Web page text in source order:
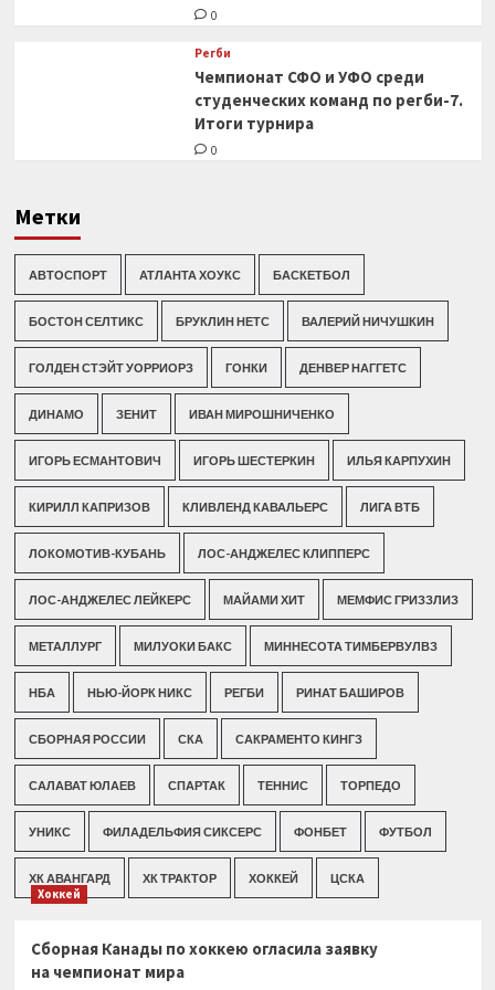
0
Регби
Чемпионат СФО и УФО среди
студенческих команд по регби-7.
Итоги турнира
0
Метки
АВТОСПОРТ АТЛАНТА ХОУКС БАСКЕТБОЛ
БОСТОН СЕЛТИКС БРУКЛИН НЕТС ВАЛЕРИЙ НИЧУШКИН
ГОЛДЕН СТЭЙТ УОРРИОРЗ ГОНКИ ДЕНВЕР НАГГЕТС
ДИНАМО ЗЕНИТ ИВАН МИРОШНИЧЕНКО
ИГОРЬ ЕСМАНТОВИЧ ИГОРЬ ШЕСТЕРКИН ИЛЬЯ КАРПУХИН
КИРИЛЛ КАПРИЗОВ КЛИВЛЕНД КАВАЛЬЕРС ЛИГА ВТБ
ЛОКОМОТИВ-КУБАНЬ ЛОС-АНДЖЕЛЕС КЛИППЕРС
ЛОС-АНДЖЕЛЕС ЛЕЙКЕРС МАЙАМИ ХИТ МЕМФИС ГРИЗЗЛИЗ
МЕТАЛЛУРГ МИЛУОКИ БАКС МИННЕСОТА ТИМБЕРВУЛВЗ
НБА НЬЮ-ЙОРК НИКС РЕГБИ РИНАТ БАШИРОВ
СБОРНАЯ РОССИИ СКА САКРАМЕНТО КИНГЗ
САЛАВАТ ЮЛАЕВ СПАРТАК ТЕННИС ТОРПЕДО
УНИКС ФИЛАДЕЛЬФИЯ СИКСЕРС ФОНБЕТ ФУТБОЛ
ХК АВАНГАРД ХК ТРАКТОР ХОККЕЙ ЦСКА
Хоккей
Сборная Канады по хоккею огласила заявку
на чемпионат мира